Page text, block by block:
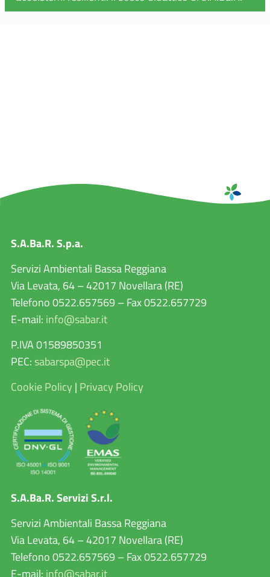
S.A.Ba.R. S.p.a.
Servizi Ambientali Bassa Reggiana
Via Levata, 64 – 42017 Novellara (RE)
Telefono 0522.657569 – Fax 0522.657729
E-mail: info@sabar.it
P.IVA 01589850351
PEC: sabarspa@pec.it
Cookie Policy | Privacy Policy
S.A.Ba.R. Servizi S.r.l.
Servizi Ambientali Bassa Reggiana
Via Levata, 64 – 42017 Novellara (RE)
Telefono 0522.657569 – Fax 0522.657729
E-mail: info@sabar.it